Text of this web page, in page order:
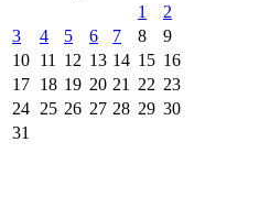
1
2
3
4 5 6 7 8
9
10 11 12 13 14 15 16
17 18 19 20 21 22 23
24 25 26 27 28 29 30
31